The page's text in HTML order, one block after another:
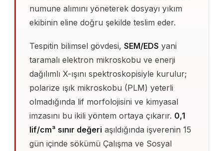
numune alımını yöneterek dosyayı yıkım
ekibinin eline doğru şekilde teslim eder.
Tespitin bilimsel gövdesi, SEM/EDS yani
taramalı elektron mikroskobu ve enerji
dağılımlı X-ışını spektroskopisiyle kurulur;
polarize ışık mikroskobu (PLM) yeterli
olmadığında lif morfolojisini ve kimyasal
imzasını bu ikili yöntem ortaya çıkarır. 0,1
lif/cm³ sınır değeri aşıldığında işverenin 15
gün içinde sökümü Çalışma ve Sosyal